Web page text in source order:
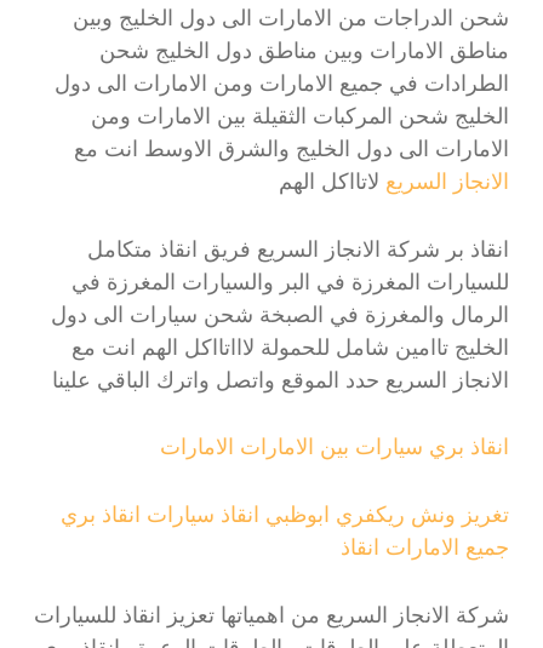
شحن الدراجات من الامارات الى دول الخليج وبين
مناطق الامارات وبين مناطق دول الخليج شحن
الطرادات في جميع الامارات ومن الامارات الى دول
الخليج شحن المركبات الثقيلة بين الامارات ومن
الامارات الى دول الخليج والشرق الاوسط انت مع
الانجاز السريع لاتااكل الهم
انقاذ بر شركة الانجاز السريع فريق انقاذ متكامل
للسيارات المغرزة في البر والسيارات المغرزة في
الرمال والمغرزة في الصبخة شحن سيارات الى دول
الخليج تاامين شامل للحمولة لاااتااكل الهم انت مع
الانجاز السريع حدد الموقع واتصل واترك الباقي علينا
انقاذ بري سيارات بين الامارات الامارات
تغريز ونش ريكفري ابوظبي انقاذ سيارات انقاذ بري
جميع الامارات انقاذ
شركة الانجاز السريع من اهمياتها تعزيز انقاذ للسيارات